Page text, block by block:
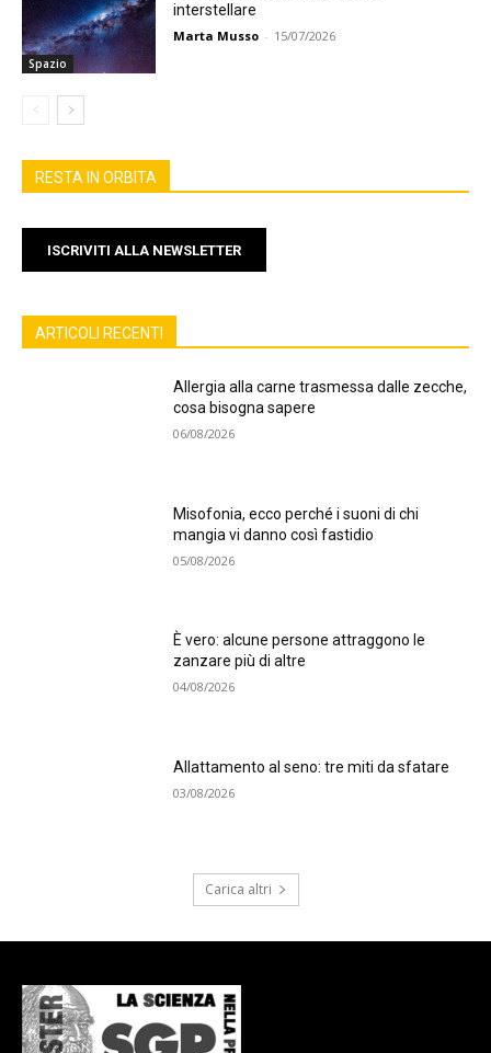
Spazio
interstellare
Marta Musso - 15/07/2026
RESTA IN ORBITA
ISCRIVITI ALLA NEWSLETTER
ARTICOLI RECENTI
Allergia alla carne trasmessa dalle zecche,
cosa bisogna sapere
06/08/2026
Misofonia, ecco perché i suoni di chi
mangia vi danno così fastidio
05/08/2026
È vero: alcune persone attraggono le
zanzare più di altre
04/08/2026
Allattamento al seno: tre miti da sfatare
03/08/2026
Carica altri